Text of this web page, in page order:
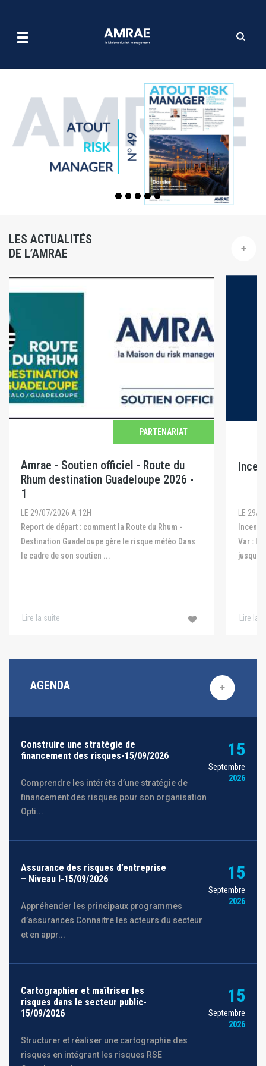
contenu
LES ACTUALITÉS
DE L’AMRAE
PARTENARIAT
Amrae - Soutien officiel - Route du
Rhum destination Guadeloupe 2026 -
1
LE 29/07/2026 A 12H
Report de départ : comment la Route du Rhum -
Destination Guadeloupe gère le risque météo Dans
le cadre de son soutien ...
Lire la suite
LE 29/
Var : le
Lire la
AGENDA
Construire une stratégie de
financement des risques-15/09/2026
Comprendre les intérêts d’une stratégie de
financement des risques pour son organisation
Opti...
15
Septembre
2026
Assurance des risques d’entreprise
– Niveau I-15/09/2026
Appréhender les principaux programmes
d’assurances Connaitre les acteurs du secteur
et en appr...
15
Septembre
2026
Cartographier et maîtriser les
risques dans le secteur public-
15/09/2026
Structurer et réaliser une cartographie des
risques en intégrant les risques RSE
15
Septembre
2026